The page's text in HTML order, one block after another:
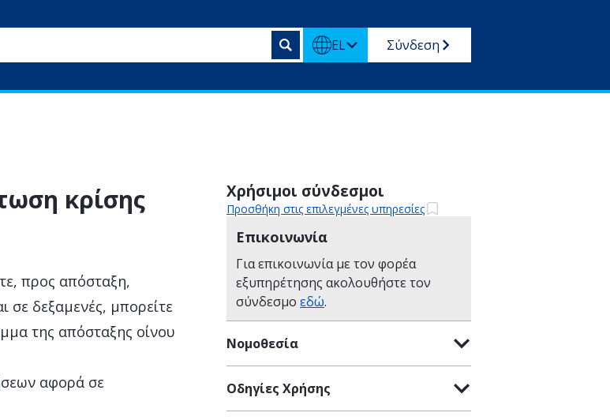
EL Σύνδεση
κρίσης
προς απόσταξη,
σε δεξαμενές, μπορείτε
της απόσταξης οίνου
αφορά σε
Χρήσιμοι σύνδεσμοι
Προσθήκη στις επιλεγμένες υπηρεσίες
Επικοινωνία
Για επικοινωνία με τον φορέα
εξυπηρέτησης ακολουθήστε τον
σύνδεσμο εδώ.
Νομοθεσία
Οδηγίες Χρήσης